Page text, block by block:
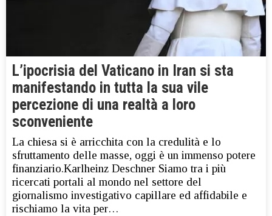
L’ipocrisia del Vaticano in Iran si sta
manifestando in tutta la sua vile
percezione di una realtà a loro
sconveniente
La chiesa si è arricchita con la credulità e lo
sfruttamento delle masse, oggi è un immenso potere
finanziario.Karlheinz Deschner Siamo tra i più
ricercati portali al mondo nel settore del
giornalismo investigativo capillare ed affidabile e
rischiamo la vita per…